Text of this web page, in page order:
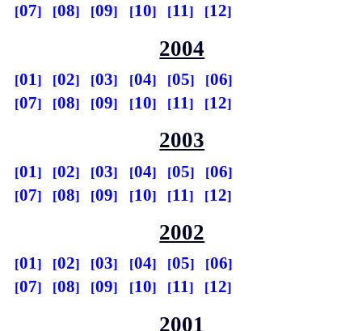
07
08 09 10 11 12
2004
01 02 03 04 05
06
07
08 09 10 11 12
2003
01 02 03 04 05
06
07
08 09 10 11 12
2002
01 02 03 04 05
06
07
08 09 10 11 12
2001